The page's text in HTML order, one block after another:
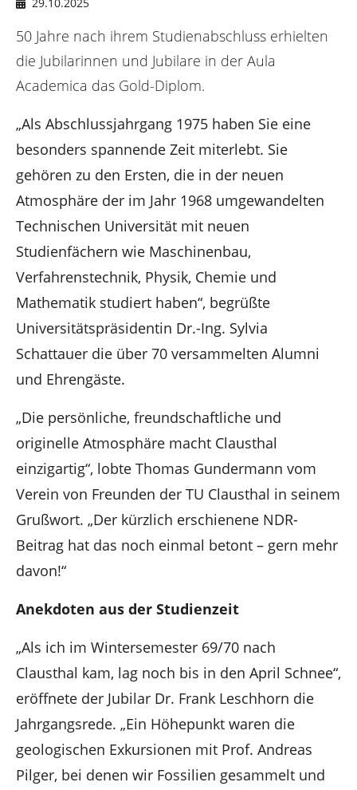
e
:
29.10.2025
50 Jahre nach ihrem Studienabschluss erhielten
die Jubilarinnen und Jubilare in der Aula
Academica das Gold-Diplom.
„Als Abschlussjahrgang 1975 haben Sie eine
besonders spannende Zeit miterlebt. Sie
gehören zu den Ersten, die in der neuen
Atmosphäre der im Jahr 1968 umgewandelten
Technischen Universität mit neuen
Studienfächern wie Maschinenbau,
Verfahrenstechnik, Physik, Chemie und
Mathematik studiert haben“, begrüßte
Universitätspräsidentin Dr.-Ing. Sylvia
Schattauer die über 70 versammelten Alumni
und Ehrengäste.
„Die persönliche, freundschaftliche und
originelle Atmosphäre macht Clausthal
einzigartig“, lobte Thomas Gundermann vom
Verein von Freunden der TU Clausthal in seinem
Grußwort. „Der kürzlich erschienene NDR-
Beitrag hat das noch einmal betont – gern mehr
davon!“
Anekdoten aus der Studienzeit
„Als ich im Wintersemester 69/70 nach
Clausthal kam, lag noch bis in den April Schnee“,
eröffnete der Jubilar Dr. Frank Leschhorn die
Jahrgangsrede. „Ein Höhepunkt waren die
geologischen Exkursionen mit Prof. Andreas
Pilger, bei denen wir Fossilien gesammelt und